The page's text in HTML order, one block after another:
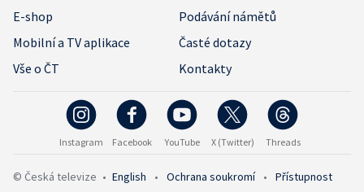
E-shop
Podávání námětů
Mobilní a TV aplikace
Časté dotazy
Vše o ČT
Kontakty
Instagram Facebook YouTube X (Twitter) Threads
© Česká televize • English • Ochrana soukromí • Přístupnost